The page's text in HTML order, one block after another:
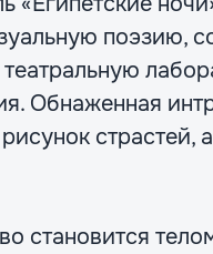
поэзию,
Обнаженная
страстей,
становится